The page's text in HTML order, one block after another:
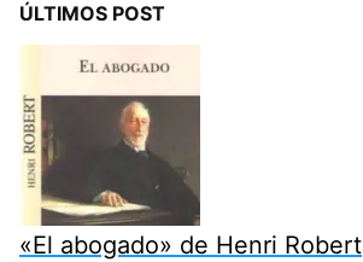
ÚLTIMOS POST
«El abogado» de Henri Robert